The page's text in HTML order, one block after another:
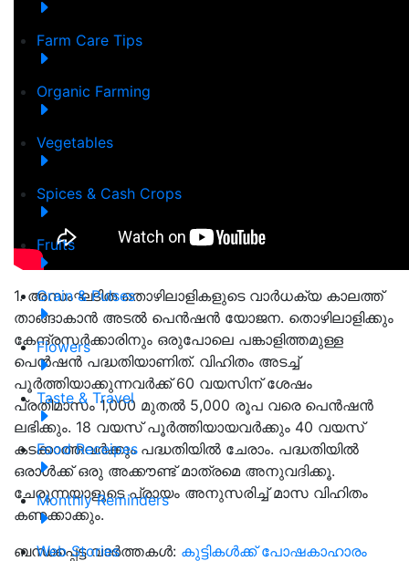
Farm Care Tips
Organic Farming
Vegetables
Spices & Cash Crops
Fruits
Grain & Pulses
Flowers
Taste & Travel
Food Receipes
Monthly Reminders
Web Stories
1. അസംഘടിത തൊഴിലാളികളുടെ വാർധക്യ കാലത്ത്
താങ്ങാകാൻ അടൽ പെൻഷൻ യോജന. തൊഴിലാളിക്കും
കേന്ദ്രസർക്കാരിനും ഒരുപോലെ പങ്കാളിത്തമുള്ള
പെൻഷൻ പദ്ധതിയാണിത്. വിഹിതം അടച്ച്
പൂർത്തിയാക്കുന്നവർക്ക് 60 വയസിന് ശേഷം
പ്രതിമാസം 1,000 മുതൽ 5,000 രൂപ വരെ പെൻഷൻ
ലഭിക്കും. 18 വയസ് പൂർത്തിയായവർക്കും 40 വയസ്
കടക്കാത്തവർക്കും പദ്ധതിയിൽ ചേരാം. പദ്ധതിയിൽ
ഒരാൾക്ക് ഒരു അക്കൗണ്ട് മാത്രമെ അനുവദിക്കൂ.
ചേരുന്നയാളുടെ പ്രായം അനുസരിച്ച് മാസ വിഹിതം
കണക്കാക്കും.
ബന്ധപ്പെട്ട വാർത്തകൾ: കുട്ടികൾക്ക് പോഷകാഹാരം